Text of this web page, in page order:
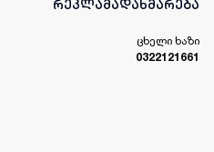
რეკლამადახმარება
ცხელი ხაზი
0322121661